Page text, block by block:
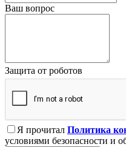
Ваш вопрос
Защита от роботов
Я прочитал Политика
условиями безопасности и